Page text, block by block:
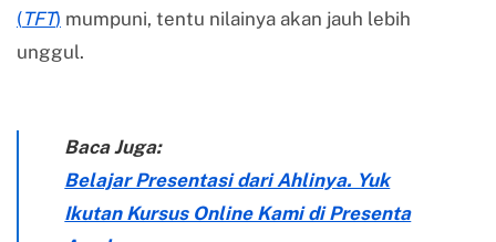
(TFT) mumpuni, tentu nilainya akan jauh lebih
unggul.
Baca Juga:
Belajar Presentasi dari Ahlinya. Yuk
Ikutan Kursus Online Kami di Presenta